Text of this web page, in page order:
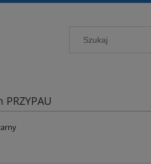
PRZYPAU